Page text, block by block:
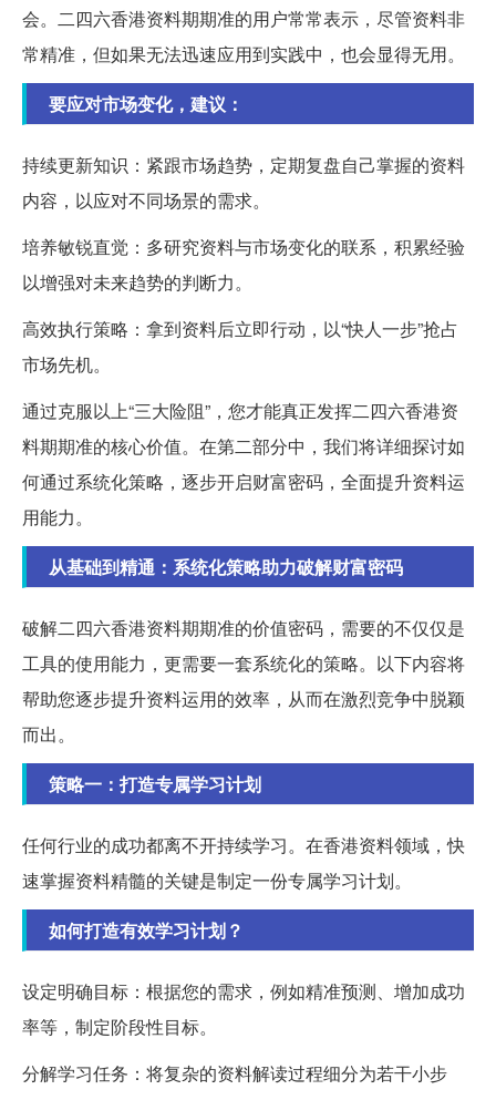
会。二四六香港资料期期准的用户常常表示，尽管资料非
常精准，但如果无法迅速应用到实践中，也会显得无用。
要应对市场变化，建议：
持续更新知识：紧跟市场趋势，定期复盘自己掌握的资料
内容，以应对不同场景的需求。
培养敏锐直觉：多研究资料与市场变化的联系，积累经验
以增强对未来趋势的判断力。
高效执行策略：拿到资料后立即行动，以“快人一步”抢占
市场先机。
通过克服以上“三大险阻”，您才能真正发挥二四六香港资
料期期准的核心价值。在第二部分中，我们将详细探讨如
何通过系统化策略，逐步开启财富密码，全面提升资料运
用能力。
从基础到精通：系统化策略助力破解财富密码
破解二四六香港资料期期准的价值密码，需要的不仅仅是
工具的使用能力，更需要一套系统化的策略。以下内容将
帮助您逐步提升资料运用的效率，从而在激烈竞争中脱颖
而出。
策略一：打造专属学习计划
任何行业的成功都离不开持续学习。在香港资料领域，快
速掌握资料精髓的关键是制定一份专属学习计划。
如何打造有效学习计划？
设定明确目标：根据您的需求，例如精准预测、增加成功
率等，制定阶段性目标。
分解学习任务：将复杂的资料解读过程细分为若干小步